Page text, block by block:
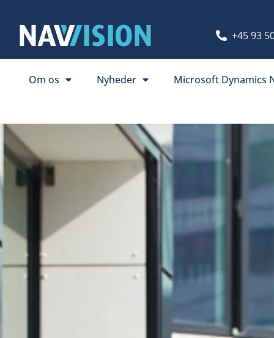
+45 93
Om os Nyheder Microsoft Dynamics
Søg uopfordret